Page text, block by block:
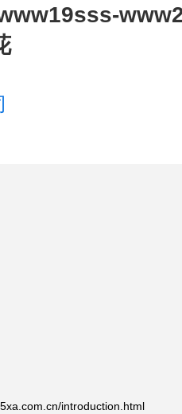
introduction.html